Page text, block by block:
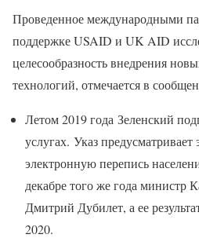
Проведенное международными
поддержке USAID и UK AID
целесообразность внедрения
технологий, отмечается в
Летом 2019 года Зеленский
услугах. Указ
электронную перепись
декабре того же года министр
Дмитрий Дубилет, а ее
2020.